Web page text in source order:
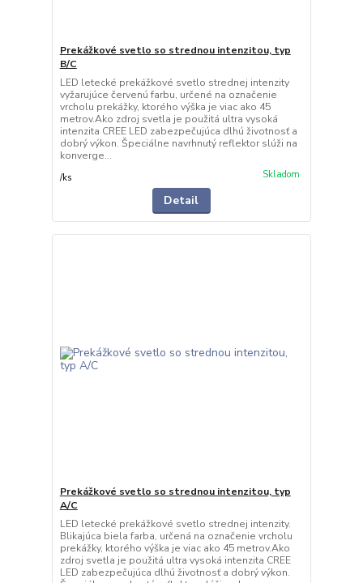
Prekážkové svetlo so strednou intenzitou, typ
B/C
LED letecké prekážkové svetlo strednej intenzity
vyžarujúce červenú farbu, určené na označenie
vrcholu prekážky, ktorého výška je viac ako 45
metrov.Ako zdroj svetla je použitá ultra vysoká
intenzita CREE LED zabezpečujúca dlhú životnosť a
dobrý výkon. Špeciálne navrhnutý reflektor slúži na
konverge...
/ks Skladom
Detail
Prekážkové svetlo so strednou intenzitou, typ
A/C
LED letecké prekážkové svetlo strednej intenzity.
Blikajúca biela farba, určená na označenie vrcholu
prekážky, ktorého výška je viac ako 45 metrov.Ako
zdroj svetla je použitá ultra vysoká intenzita CREE
LED zabezpečujúca dlhú životnosť a dobrý výkon.